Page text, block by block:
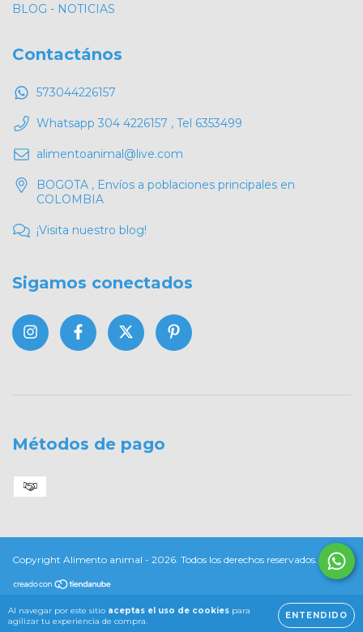
Al navegar por este sitio aceptas el uso de cookies para
agilizar tu experiencia de compra.
ENTENDIDO
BLOG - NOTICIAS
Contactános
573044226157
Whatsapp 304 4226157 , Tel 6353499
alimentoanimal@live.com
BOGOTA , Envíos a poblaciones principales en
COLOMBIA
¡Visita nuestro blog!
Sigamos conectados
Métodos de pago
Copyright Alimento animal - 2026. Todos los derechos reservados.